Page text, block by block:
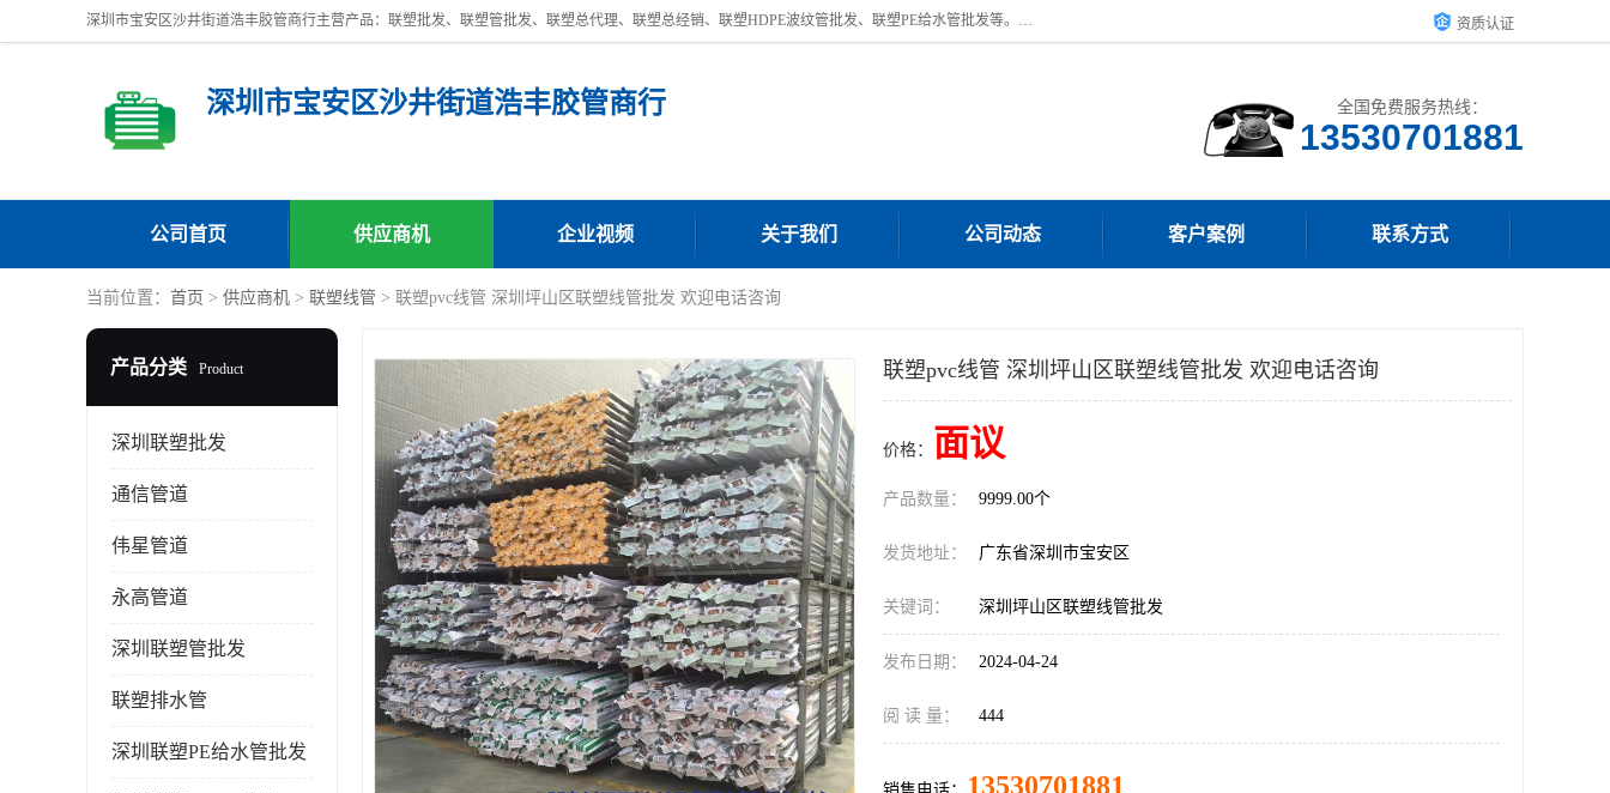
深圳市宝安区沙井街道浩丰胶管商行主营产品：联塑批发、联塑管批发、联塑总代理、联塑总经销、联塑HDPE波纹管批发、联塑PE给水管批发等。凭借服务以及多年的勤奋拼搏，发展成为一家销售各种管材管件，绝缘电工套管及配件等系列产品的贸易公司。公司秉承“顾客至上，锐意进取”的经营理念，坚持“客户至上”原则为广大客户提供的服务。欢迎惠顾！ 资质认证
深圳市宝安区沙井街道浩丰胶管商行 全国免费服务热线：
公司首页 供应商机 企业视频 关于我们 公司动态 客户案例 联系方式
当前位置： 首页 > 供应商机 > 联塑线管 > 联塑pvc线管 深圳坪山区联塑线管批发 欢迎电话咨询
产品分类 Product
深圳联塑批发
通信管道
伟星管道
永高管道
深圳联塑管批发
联塑排水管
深圳联塑PE给水管批发
联塑pvc线管 深圳坪山区联塑线管批发 欢迎电话咨询
价格： 面议
产品数量： 9999.00个
发货地址： 广东省深圳市宝安区
关键词： 深圳坪山区联塑线管批发
发布日期： 2024-04-24
阅 读 量： 444
13530701881